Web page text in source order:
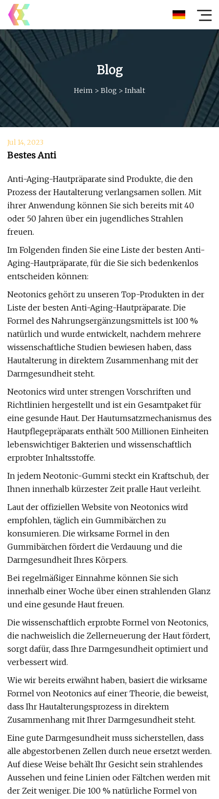
Blog
Heim > Blog > Inhalt
Jul 14, 2023
Bestes Anti
Anti-Aging-Hautpräparate sind Produkte, die den
Prozess der Hautalterung verlangsamen sollen. Mit
ihrer Anwendung können Sie sich bereits mit 40
oder 50 Jahren über ein jugendliches Strahlen
freuen.
Im Folgenden finden Sie eine Liste der besten Anti-
Aging-Hautpräparate, für die Sie sich bedenkenlos
entscheiden können:
Neotonics gehört zu unseren Top-Produkten in der
Liste der besten Anti-Aging-Hautpräparate. Die
Formel des Nahrungsergänzungsmittels ist 100 %
natürlich und wurde entwickelt, nachdem mehrere
wissenschaftliche Studien bewiesen haben, dass
Hautalterung in direktem Zusammenhang mit der
Darmgesundheit steht.
Neotonics wird unter strengen Vorschriften und
Richtlinien hergestellt und ist ein Gesamtpaket für
eine gesunde Haut. Der Hautumsatzmechanismus des
Hautpflegepräparats enthält 500 Millionen Einheiten
lebenswichtiger Bakterien und wissenschaftlich
erprobter Inhaltsstoffe.
In jedem Neotonic-Gummi steckt ein Kraftschub, der
Ihnen innerhalb kürzester Zeit pralle Haut verleiht.
Laut der offiziellen Website von Neotonics wird
empfohlen, täglich ein Gummibärchen zu
konsumieren. Die wirksame Formel in den
Gummibärchen fördert die Verdauung und die
Darmgesundheit Ihres Körpers.
Bei regelmäßiger Einnahme können Sie sich
innerhalb einer Woche über einen strahlenden Glanz
und eine gesunde Haut freuen.
Die wissenschaftlich erprobte Formel von Neotonics,
die nachweislich die Zellerneuerung der Haut fördert,
sorgt dafür, dass Ihre Darmgesundheit optimiert und
verbessert wird.
Wie wir bereits erwähnt haben, basiert die wirksame
Formel von Neotonics auf einer Theorie, die beweist,
dass Ihr Hautalterungsprozess in direktem
Zusammenhang mit Ihrer Darmgesundheit steht.
Eine gute Darmgesundheit muss sicherstellen, dass
alle abgestorbenen Zellen durch neue ersetzt werden.
Auf diese Weise behält Ihr Gesicht sein strahlendes
Aussehen und feine Linien oder Fältchen werden mit
der Zeit weniger. Die 100 % natürliche Formel von